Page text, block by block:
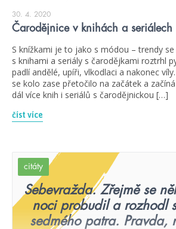
30. 4. 2020
Čarodějnice v knihách a seriálech
S knížkami je to jako s módou – trendy se
s knihami a seriály s čarodějkami roztrhl
padlí andělé, upíři, vlkodlaci a nakonec
se kolo zase přetočilo na začátek a
dál více knih i seriálů s čarodějnickou […]
číst více
citáty
Sebevražda. Zřejmě se
noci probudil a rozhodl
sedmého patra. Pravda,